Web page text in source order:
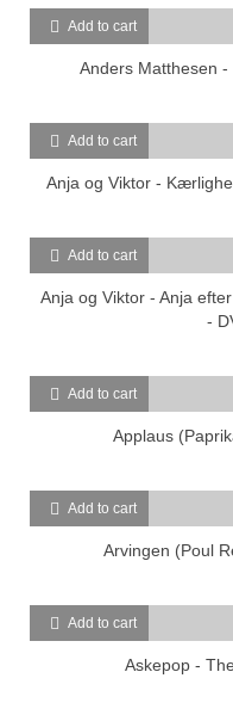
Add to cart
Anders Matthesen
Add to cart
Anja og Viktor -
Add to cart
Anja og Viktor - Anja
-
Add to cart
Applaus
Add to cart
Arvingen (Poul
Add to cart
Askepop -